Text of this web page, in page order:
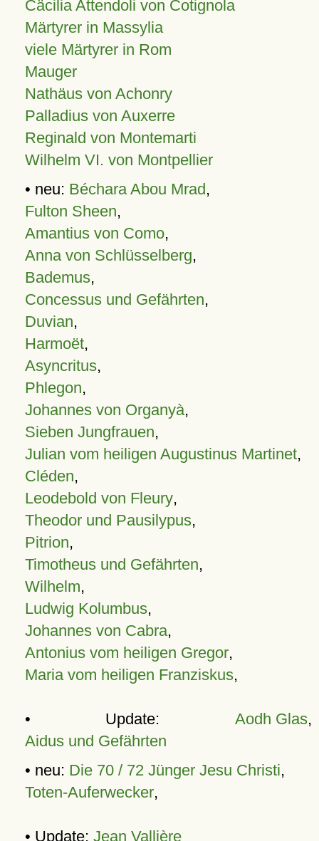
Cäcilia Attendoli von Cotignola
Märtyrer in Massylia
viele Märtyrer in Rom
Mauger
Nathäus von Achonry
Palladius von Auxerre
Reginald von Montemarti
Wilhelm VI. von Montpellier
• neu: Béchara Abou Mrad,
Fulton Sheen,
Amantius von Como,
Anna von Schlüsselberg,
Bademus,
Concessus und Gefährten,
Duvian,
Harmoët,
Asyncritus,
Phlegon,
Johannes von Organyà,
Sieben Jungfrauen,
Julian vom heiligen Augustinus Martinet,
Cléden,
Leodebold von Fleury,
Theodor und Pausilypus,
Pitrion,
Timotheus und Gefährten,
Wilhelm,
Ludwig Kolumbus,
Johannes von Cabra,
Antonius vom heiligen Gregor,
Maria vom heiligen Franziskus,
• Update: Aodh Glas,
Aidus und Gefährten
• neu: Die 70 / 72 Jünger Jesu Christi,
Toten-Auferwecker,
• Update: Jean Vallière